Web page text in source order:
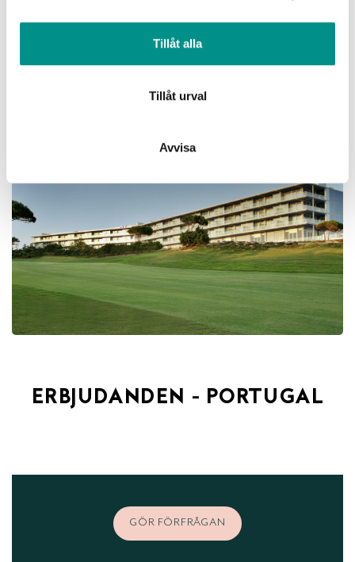
Dessa kan i sin tur kombinera informationen med annan
information som du har tillhandahållit eller som de har
samlat in när du har använt deras tjänster.
Tillåt alla
Tillåt urval
Avvisa
ERBJUDANDEN - PORTUGAL
GÖR FÖRFRÅGAN